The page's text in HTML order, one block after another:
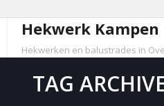
content
Hekwerk Kampen
Hekwerken en balustrades in
TAG